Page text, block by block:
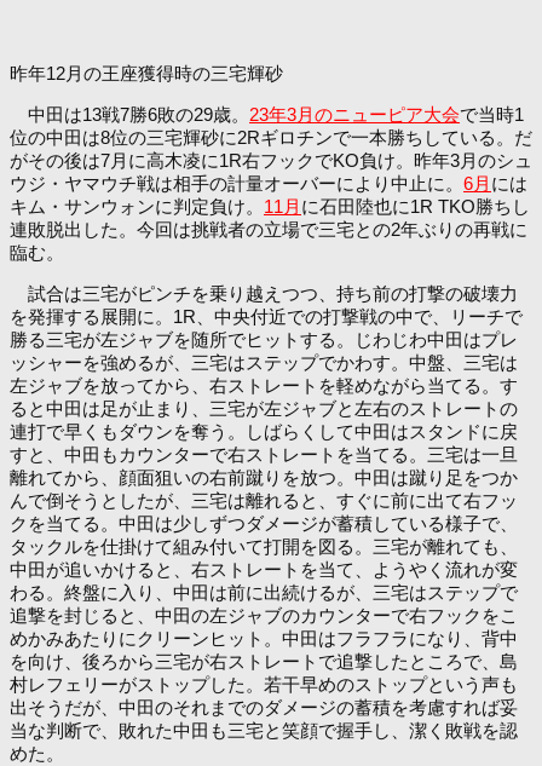
昨年12月の王座獲得時の三宅輝砂
中田は13戦7勝6敗の29歳。 23年3月のニューピア大会で当時1
位の中田は8位の三宅輝砂に2Rギロチンで一本勝ちしている。だ
がその後は7月に高木凌に1R右フックでKO負け。昨年3月のシュ
ウジ・ヤマウチ戦は相手の計量オーバーにより中止に。 6月 には
キム・サンウォンに判定負け。 11月 に石田陸也に1R TKO勝ちし
連敗脱出した。今回は挑戦者の立場で三宅との2年ぶりの再戦に
臨む。
試合は三宅がピンチを乗り越えつつ、持ち前の打撃の破壊力
を発揮する展開に。1R、中央付近での打撃戦の中で、リーチで
勝る三宅が左ジャブを随所でヒットする。じわじわ中田はプレ
ッシャーを強めるが、三宅はステップでかわす。中盤、三宅は
左ジャブを放ってから、右ストレートを軽めながら当てる。す
ると中田は足が止まり、三宅が左ジャブと左右のストレートの
連打で早くもダウンを奪う。しばらくして中田はスタンドに戻
すと、中田もカウンターで右ストレートを当てる。三宅は一旦
離れてから、顔面狙いの右前蹴りを放つ。中田は蹴り足をつか
んで倒そうとしたが、三宅は離れると、すぐに前に出て右フッ
クを当てる。中田は少しずつダメージが蓄積している様子で、
タックルを仕掛けて組み付いて打開を図る。三宅が離れても、
中田が追いかけると、右ストレートを当て、ようやく流れが変
わる。終盤に入り、中田は前に出続けるが、三宅はステップで
追撃を封じると、中田の左ジャブのカウンターで右フックをこ
めかみあたりにクリーンヒット。中田はフラフラになり、背中
を向け、後ろから三宅が右ストレートで追撃したところで、島
村レフェリーがストップした。若干早めのストップという声も
出そうだが、中田のそれまでのダメージの蓄積を考慮すれば妥
当な判断で、敗れた中田も三宅と笑顔で握手し、潔く敗戦を認
めた。